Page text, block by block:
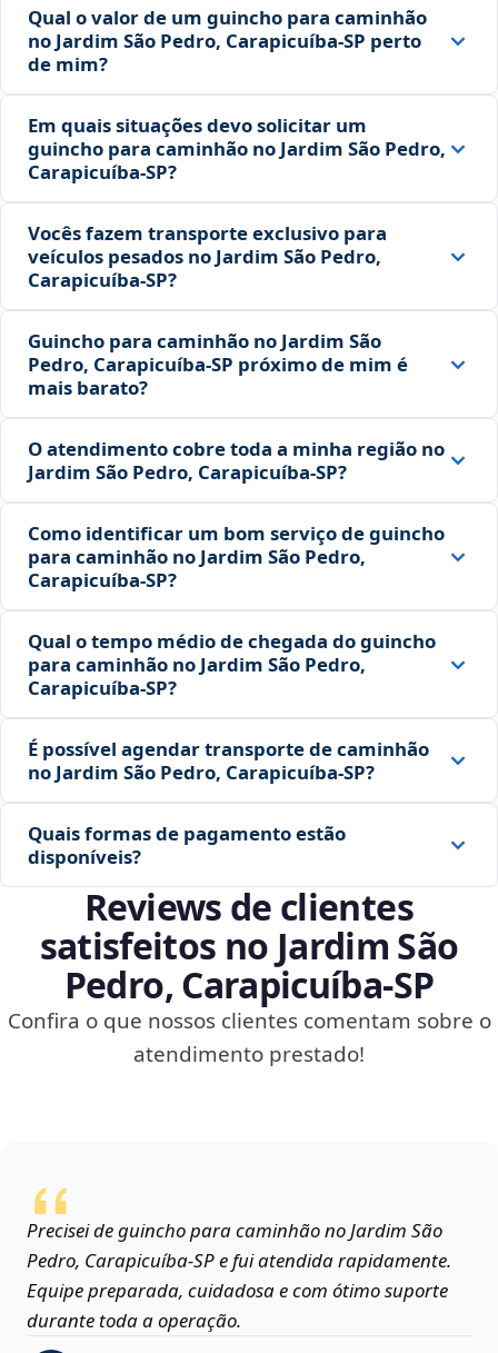
Qual o valor de um guincho para caminhão
no Jardim São Pedro, Carapicuíba‑SP perto
de mim?
Em quais situações devo solicitar um
guincho para caminhão no Jardim São Pedro,
Carapicuíba‑SP?
Vocês fazem transporte exclusivo para
veículos pesados no Jardim São Pedro,
Carapicuíba‑SP?
Guincho para caminhão no Jardim São
Pedro, Carapicuíba‑SP próximo de mim é
mais barato?
O atendimento cobre toda a minha região no
Jardim São Pedro, Carapicuíba‑SP?
Como identificar um bom serviço de guincho
para caminhão no Jardim São Pedro,
Carapicuíba‑SP?
Qual o tempo médio de chegada do guincho
para caminhão no Jardim São Pedro,
Carapicuíba‑SP?
É possível agendar transporte de caminhão
no Jardim São Pedro, Carapicuíba‑SP?
Quais formas de pagamento estão
disponíveis?
Reviews de clientes
satisfeitos no Jardim São
Pedro, Carapicuíba‑SP
Confira o que nossos clientes comentam sobre o
atendimento prestado!
Precisei de guincho para caminhão no Jardim São
Pedro, Carapicuíba‑SP e fui atendida rapidamente.
Equipe preparada, cuidadosa e com ótimo suporte
durante toda a operação.